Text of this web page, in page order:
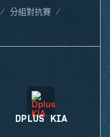
分組對抗賽
DPLUS KIA